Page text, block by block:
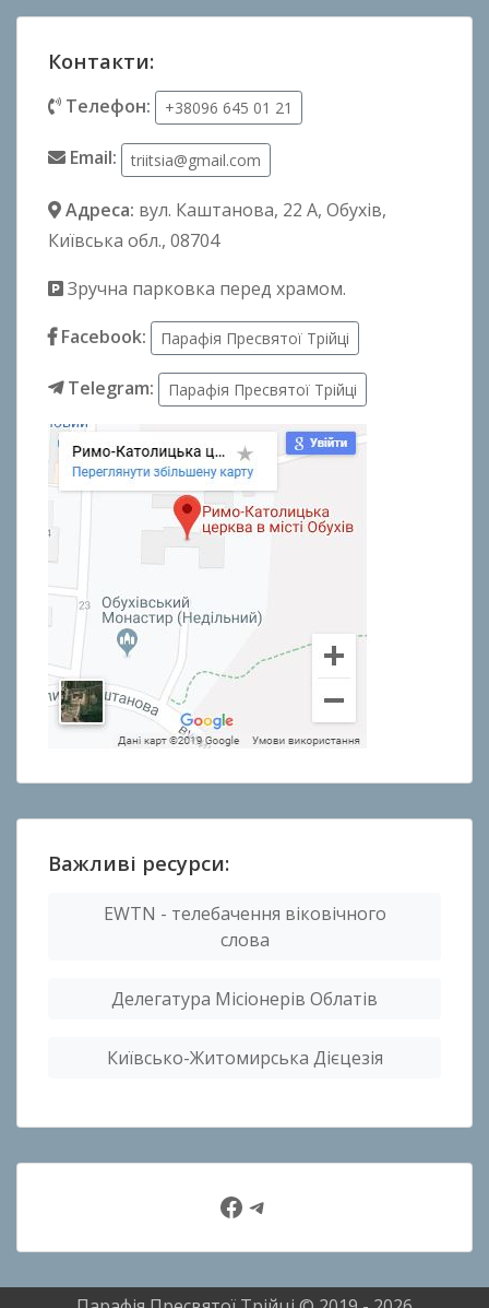
Контакти:
Телефон: +38096 645 01 21
Email: triitsia@gmail.com
Адреса: вул. Каштанова, 22 А, Обухів,
Київська обл., 08704
Зручна парковка перед храмом.
Facebook:
Парафія Пресвятої Трійці
Telegram: Парафія Пресвятої Трійці
Важливі ресурси:
EWTN - телебачення віковічного
слова
Делегатура Місіонерів Облатів
Київсько-Житомирська Дієцезія
Facebook
Telegram